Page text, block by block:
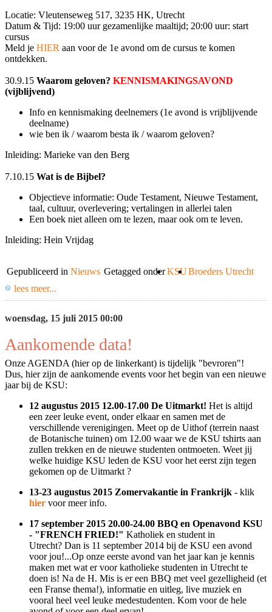
Locatie: Vleutenseweg 517, 3235 HK, Utrecht
Datum & Tijd: 19:00 uur gezamenlijke maaltijd; 20:00 uur: start
cursus
Meld je HIER aan voor de 1e avond om de cursus te komen
ontdekken.
30.9.15 Waarom geloven? KENNISMAKINGSAVOND
(vijblijvend)
Info en kennismaking deelnemers (1e avond is vrijblijvende
deelname)
wie ben ik / waarom besta ik / waarom geloven?
Inleiding: Marieke van den Berg
7.10.15 Wat is de Bijbel?
Objectieve informatie: Oude Testament, Nieuwe Testament,
taal, cultuur, overlevering; vertalingen in allerlei talen
Een boek niet alleen om te lezen, maar ook om te leven.
Inleiding: Hein Vrijdag
Gepubliceerd in Nieuws Getagged onderKSUBroeders Utrecht
lees meer...
woensdag, 15 juli 2015 00:00
Aankomende data!
Onze AGENDA (hier op de linkerkant) is tijdelijk "bevroren"!
Dus, hier zijn de aankomende events voor het begin van een nieuwe
jaar bij de KSU:
12 augustus 2015 12.00-17.00 De Uitmarkt! Het is altijd
een zeer leuke event, onder elkaar en samen met de
verschillende verenigingen. Meet op de Uithof (terrein naast
de Botanische tuinen) om 12.00 waar we de KSU tshirts aan
zullen trekken en de nieuwe studenten ontmoeten. Weet jij
welke huidige KSU leden de KSU voor het eerst zijn tegen
gekomen op de Uitmarkt ?
13-23 augustus 2015 Zomervakantie in Frankrijk - klik
hier voor meer info.
17 september 2015 20.00-24.00 BBQ en Openavond KSU
- "FRENCH FRIED!" Katholiek en student in
Utrecht? Dan is 11 september 2014 bij de KSU een avond
voor jou!...Op onze eerste avond van het jaar kan je kennis
maken met wat er voor katholieke studenten in Utrecht te
doen is! Na de H. Mis is er een BBQ met veel gezelligheid (et
een Franse thema!), informatie en uitleg, live muziek en
vooral heel veel leuke medestudenten. Kom voor de hele